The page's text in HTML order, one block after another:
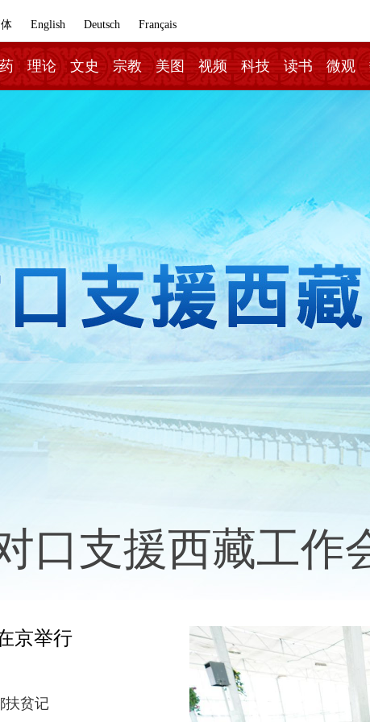
English Deutsch Français
理论 文史 宗教 美图 视频 科技 读书 微观
口支援西藏工作
京举行
扶贫记